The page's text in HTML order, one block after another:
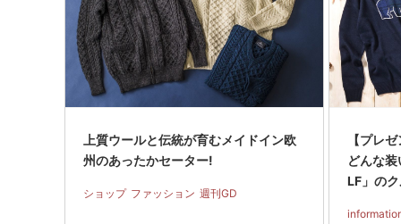
上質ウールと伝統が育むメイドイン欧
州のあったかセーター!
ショップ ファッション 週刊GD
【プレ
どんな
LF」の